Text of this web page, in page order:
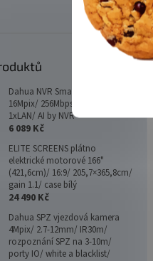
Dahua NVR Smart 16xIP/
16Mpix/ 256Mbps/ 2xHDD/
1xLAN/ AI by NVR
6 089 Kč
ELITE SCREENS plátno
elektrické motorové 166"
(421,6cm)/ 16:9/ 205,7×365,8cm/
gain 1.1/ case bílý
24 490 Kč
Dahua SPZ vjezdová kamera
4Mpix/ 2.7-12mm/ IR30m/
rozpoznání SPZ na 3-10m/
porty IO/ white a blacklist/